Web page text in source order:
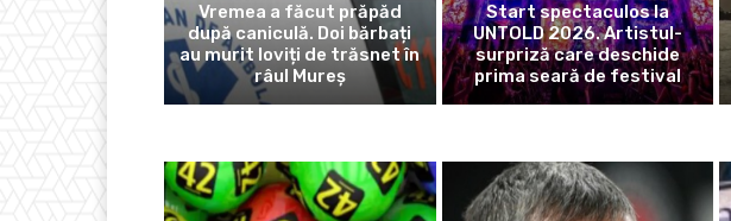
Vremea a făcut prăpăd
după caniculă. Doi bărbați
au murit loviți de trăsnet în
râul Mureș
Start spectaculos la
UNTOLD 2026. Artistul-
surpriză care deschide
prima seară de festival